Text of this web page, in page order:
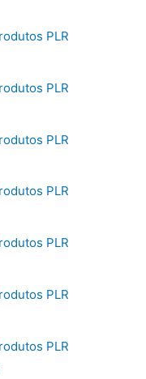
PLR
PLR
PLR
PLR
PLR
PLR
PLR